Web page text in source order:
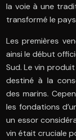
la voie à une
transformé le
Les premières
ainsi le début
Sud. Le vin
destiné à la
des marins.
les fondations
un essor
vin était cruciale